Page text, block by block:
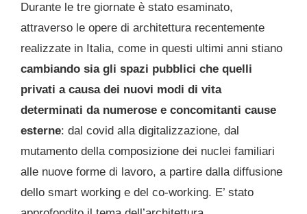
Durante le tre giornate è stato esaminato,
attraverso le opere di architettura recentemente
realizzate in Italia, come in questi ultimi anni stiano
cambiando sia gli spazi pubblici che quelli
privati a causa dei nuovi modi di vita
determinati da numerose e concomitanti cause
esterne: dal covid alla digitalizzazione, dal
mutamento della composizione dei nuclei familiari
alle nuove forme di lavoro, a partire dalla diffusione
dello smart working e del co-working. E’ stato